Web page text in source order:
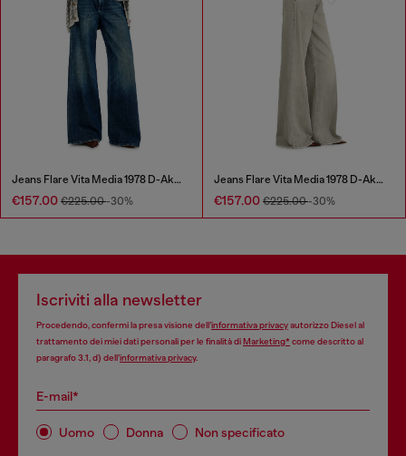
Jeans Flare Vita Media 1978 D-Akemi
€157.00 €225.00-30%
Jeans Flare Vita Media 1978 D-Akemi
€157.00 €225.00-30%
Iscriviti alla newsletter
Procedendo, confermi la presa visione dell’informativa privacyautorizzo Diesel al
trattamento dei miei dati personali per le finalità diMarketing*come descritto al
paragrafo 3.1, d) dell’informativa privacy.
E-mail*
Uomo Donna Non specificato